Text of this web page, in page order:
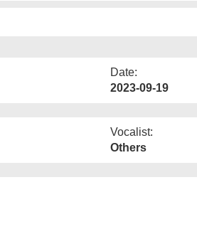
Date:
2023-09-19
Vocalist:
Others